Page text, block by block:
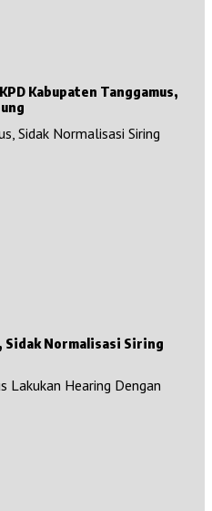
Kabupaten Tanggamus,
Sidak Normalisasi Siring